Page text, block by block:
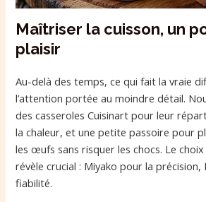
Maîtriser la cuisson, un
plaisir
Au-delà des temps, ce qui fait la vraie
l’attention portée au moindre détail.
des casseroles Cuisinart pour leur
la chaleur, et une petite passoire pour
les œufs sans risquer les chocs. Le
révèle crucial : Miyako pour la précision,
fiabilité.